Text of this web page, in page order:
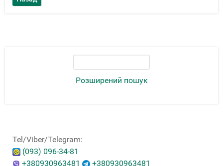
Розширений пошук
Tel/Viber/Telegram:
(093) 096-34-81
+380930963481
+380930963481